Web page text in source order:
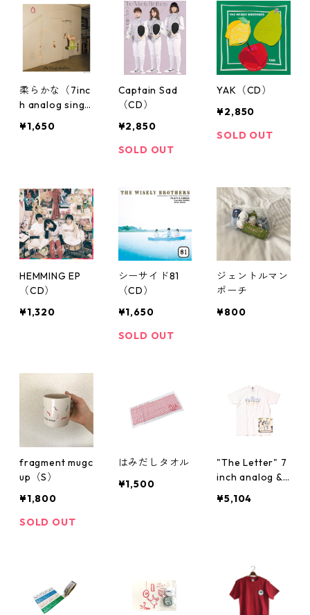
柔らかな（7inc
h analog singl
¥1,650
Captain Sad
（CD）
¥2,850
SOLD OUT
YAK（CD）
¥2,850
SOLD OUT
HEMMING EP
（CD）
¥1,320
シーサイド81
（CD）
¥1,650
SOLD OUT
ジェントルマン
ポーチ
¥800
fragment mugc
up（S）
¥1,800
SOLD OUT
はみだしタオル
¥1,500
"The Letter" 7
inch analog &
【sale】
¥5,104